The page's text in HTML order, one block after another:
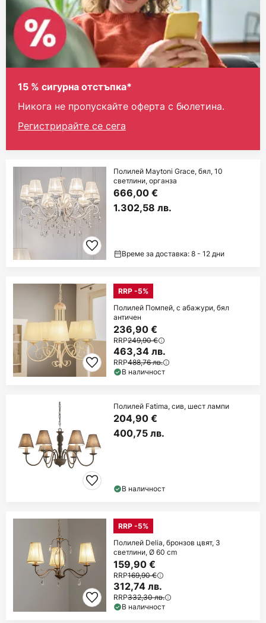
15 % сигурна отстъпка*
Никога не пропускайте оферта с бюлетина.
Регистрирайте се сега
Полилей Maytoni Grace, бял, 10
светлини, органза
666,00 €
1.302,58 лв.
Време за доставка: 8 - 12 дни
RRP -5%
Полилей Помпей, с абажури, бял
античен
236,90 €
RRP249,90 €
463,34 лв.
RRP488,76 лв.
В наличност
Полилей Fatima, сив, шест лампи
204,90 €
400,75 лв.
В наличност
RRP -5%
Полилей Delia, бронзов цвят, 3
светлини, Ø 60 cm
159,90 €
RRP169,90 €
312,74 лв.
RRP332,30 лв.
В наличност